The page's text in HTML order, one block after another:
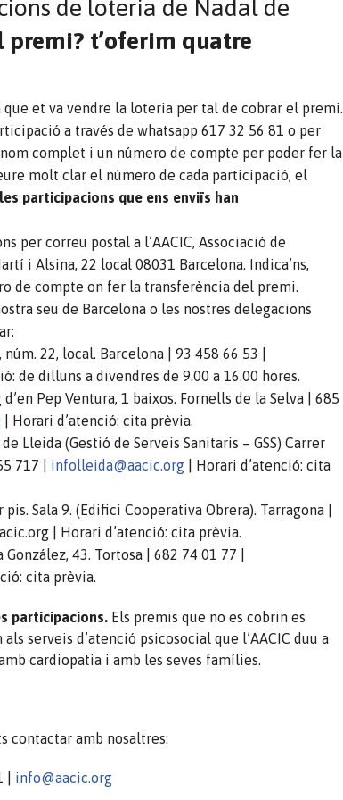
de loteria de Nadal de
premi? t’oferim quatre
que et va vendre la loteria per tal de cobrar el premi.
a través de whatsapp 617 32 56 81 o per
complet i un número de compte per poder fer la
molt clar el número de cada participació, el
participacions que ens enviïs han
per correu postal a l’AACIC, Associació de
i Alsina, 22 local 08031 Barcelona. Indica’ns,
de compte on fer la transferència del premi.
seu de Barcelona o les nostres delegacions
22, local. Barcelona | 93 458 66 53 |
de dilluns a divendres de 9.00 a 16.00 hores.
Pep Ventura, 1 baixos. Fornells de la Selva | 685
| Horari d’atenció: cita prèvia.
Lleida (Gestió de Serveis Sanitaris – GSS) Carrer
717 | infolleida@aacic.org| Horari d’atenció: cita
Sala 9. (Edifici Cooperativa Obrera). Tarragona |
| Horari d’atenció: cita prèvia.
43. Tortosa | 682 74 01 77 |
cita prèvia.
participacions. Els premis que no es cobrin es
serveis d’atenció psicosocial que l’AACIC duu a
cardiopatia i amb les seves famílies.
contactar amb nosaltres:
| info@aacic.org